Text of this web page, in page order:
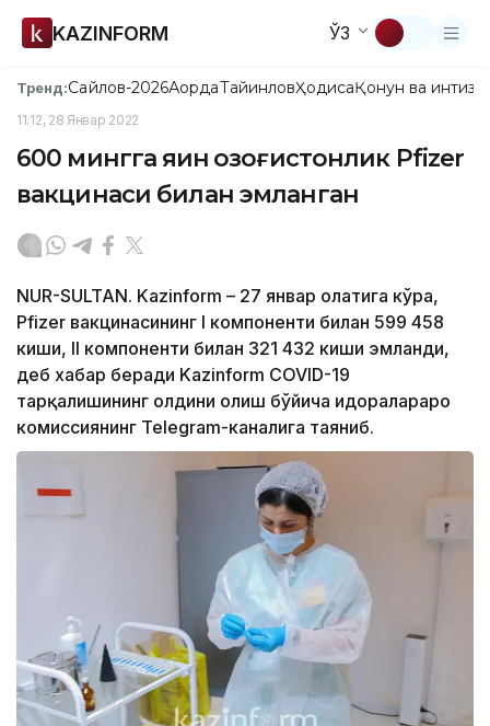
KAZINFORM ЎЗ
Тренд:Сайлов-2026АқордаТайинловҲодисаҚонун ва
11:12, 28 Январ 2022
600 мингга яқин қозоғистонлик Pfizer
вакцинаси билан эмланган
NUR-SULTAN. Kazinform – 27 январ ҳолатига кўра,
Pfizer вакцинасининг I компоненти билан 599 458
киши, II компоненти билан 321 432 киши эмланди,
деб хабар беради Kazinform COVID-19
тарқалишининг олдини олиш бўйича идоралараро
комиссиянинг Telegram-каналига таяниб.